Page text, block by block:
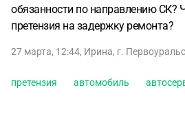
обязанности по направлению СК?
претензия на задержку ремонта?
27 марта, 12:44, Ирина, г.
претензия автомобиль